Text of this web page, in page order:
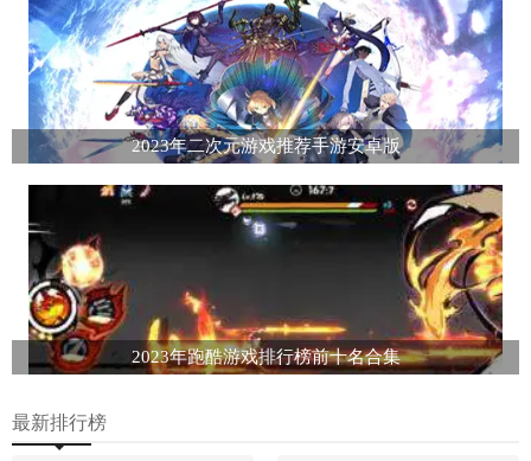
2023年二次元游戏推荐手游安卓版
2023年跑酷游戏排行榜前十名合集
最新排行榜